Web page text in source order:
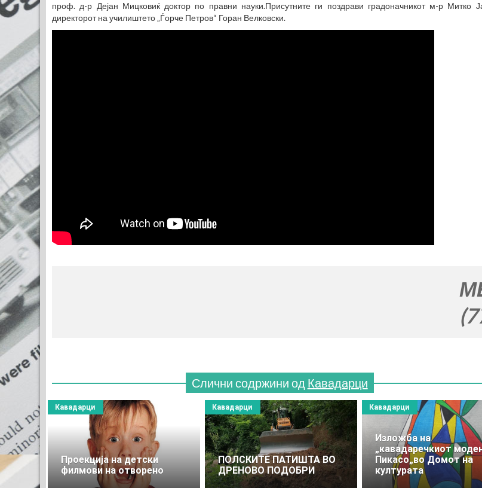
проф. д-р Дејан Мицковиќ доктор по правни науки.Присутните ги поздрави градоначникот м-р Митко
директорот на училиштето „Ѓорче Петров“ Горан Велковски.
МЕСТО
Слични содржини од Кавадарци
Проекција на детски
филмови на отворено
Кавадарци
ПОЛСКИТЕ ПАТИШТА ВО
ДРЕНОВО ПОДОБРИ
Кавадарци
Изложба на
„кавадаречкиот
Пикасо„во Домот на
културата
Кавадарци